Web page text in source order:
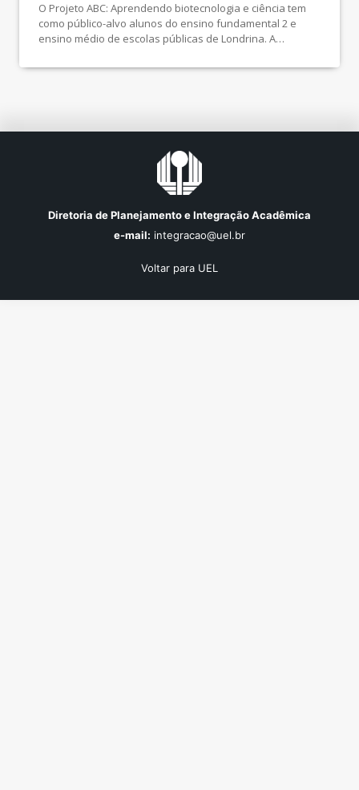
O Projeto ABC: Aprendendo biotecnologia e ciência tem
como público-alvo alunos do ensino fundamental 2 e
ensino médio de escolas públicas de Londrina. A
demonstrar sua presença e importância no cotidiano dos
Diretoria de Planejamento e Integração Acadêmica
e-mail: integracao@uel.br
Voltar para UEL